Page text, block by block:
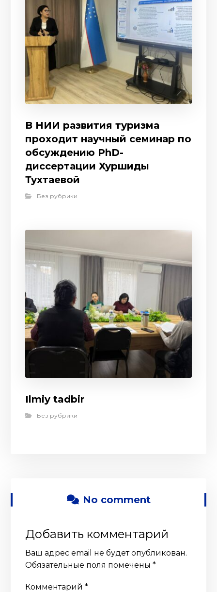
В НИИ развития туризма
проходит научный семинар по
обсуждению PhD-
диссертации Хуршиды
Тухтаевой
Без рубрики
Ilmiy tadbir
Без рубрики
No comment
Добавить комментарий
Ваш адрес email не будет опубликован.
Обязательные поля помечены*
Комментарий*